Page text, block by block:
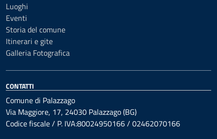
Luoghi
Eventi
Storia del comune
Itinerari e gite
Galleria Fotografica
CONTATTI
Comune di Palazzago
Via Maggiore, 17, 24030 Palazzago (BG)
Codice fiscale / P. IVA:80024950166 / 02462070166